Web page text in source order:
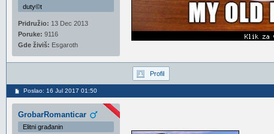
duty©t
Pridružio: 13 Dec 2013
Poruke: 9116
Gde živiš: Esgaroth
Profil
Poslao: 16 Jul 2017 01:50
GrobarRomanticar
Elitni građanin